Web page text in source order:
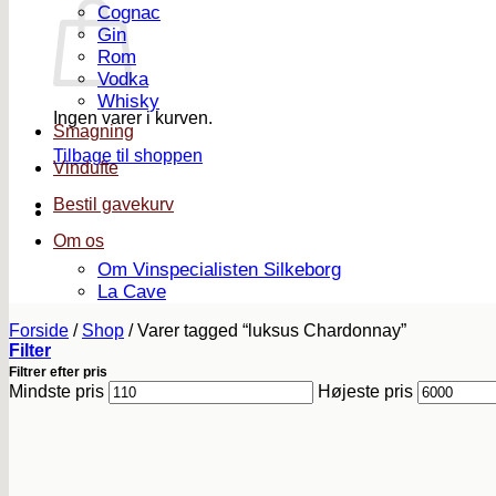
Ingen varer i kurven.
Tilbage til shoppen
Cognac
Gin
Rom
Vodka
Whisky
Smagning
Vindufte
Bestil gavekurv
Om os
Om Vinspecialisten Silkeborg
La Cave
Forside / Shop /Varer tagged “luksus Chardonnay”
Filter
Filtrer efter pris
Mindste pris Højeste pris